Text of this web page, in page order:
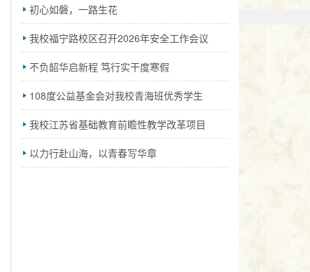
初心如磐，一路生花
我校福宁路校区召开2026年安全工作会议
不负韶华启新程 笃行实干度寒假
108度公益基金会对我校青海班优秀学生
我校江苏省基础教育前瞻性教学改革项目
以力行赴山海，以青春写华章